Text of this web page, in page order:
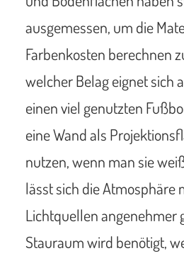
ausgemessen, um die
Farbenkosten berechnen
welcher Belag eignet sich
einen viel genutzten
eine Wand als
nutzen, wenn man sie
lässt sich die Atmosphäre
Lichtquellen angenehmer
Stauraum wird benötigt,